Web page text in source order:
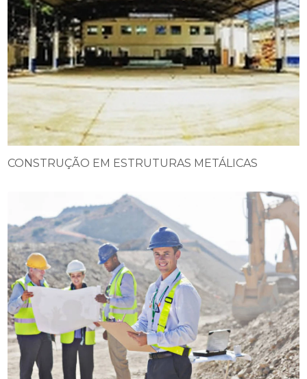
CONSTRUÇÃO EM ESTRUTURAS METÁLICAS